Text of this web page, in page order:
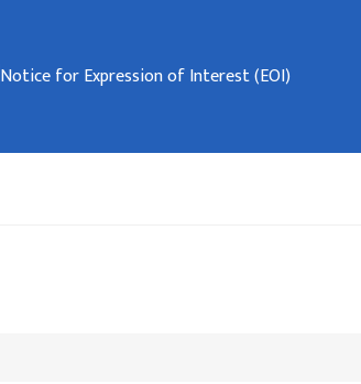
Notice for Expression of Interest (EOI)